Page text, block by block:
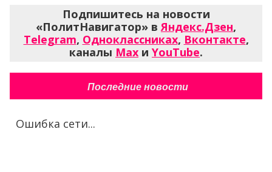
Подпишитесь на новости
«ПолитНавигатор» вЯндекс.Дзен,
Telegram, Одноклассниках, Вконтакте,
каналы Max и YouTube.
Последние новости
Ошибка сети...